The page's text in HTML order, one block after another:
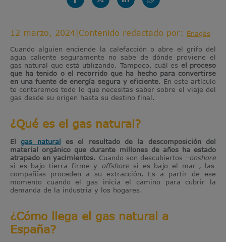
12 marzo, 2024 Contenido redactado por: Enagás
Cuando alguien enciende la calefacción o abre el grifo del
agua caliente seguramente no sabe de dónde proviene el
gas natural que está utilizando. Tampoco, cuál es el proceso
que ha tenido o el recorrido que ha hecho para convertirse
en una fuente de energía segura y eficiente. En este artículo
te contaremos todo lo que necesitas saber sobre el viaje del
gas desde su origen hasta su destino final.
¿Qué es el gas natural?
Elgas natural es el resultado de la descomposición del
material orgánico que durante millones de años ha estado
atrapado en yacimientos. Cuando son descubiertos –onshore
si es bajo tierra firme y offshore si es bajo el mar-, las
compañías proceden a su extracción. Es a partir de ese
momento cuando el gas inicia el camino para cubrir la
demanda de la industria y los hogares.
¿Cómo llega el gas natural a
España?